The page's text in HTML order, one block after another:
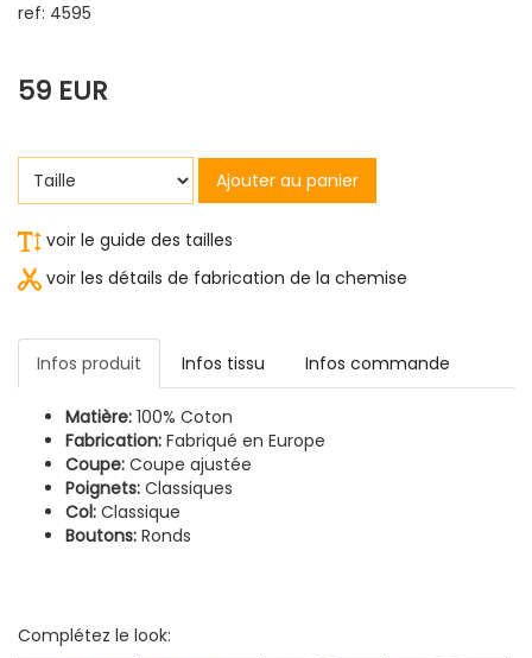
ref: 4595
59 EUR
Ajouter au panier
voir le guide des tailles
voir les détails de fabrication de la chemise
Infos produit Infos tissu Infos commande
Matière: 100% Coton
Fabrication: Fabriqué en Europe
Coupe: Coupe ajustée
Poignets: Classiques
Col: Classique
Boutons: Ronds
Complétez le look: